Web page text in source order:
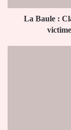
d’un
La Baule :